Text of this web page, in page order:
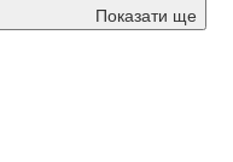
Показати ще